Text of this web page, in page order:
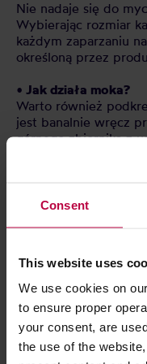
Consent
This website uses
We use cookies on
to ensure proper
your consent, are
the use of the
Nie nadaje się do
Wybierając rozmiar
każdym zaparzaniu
określoną przez
• Jak działa moka?
Warto również
jest banalnie wręcz
górnego zbiornika z
zbiornika. Zmielone
nalewamy wody do
elementy. Stawiamy
Logo jest
wygrawerowany